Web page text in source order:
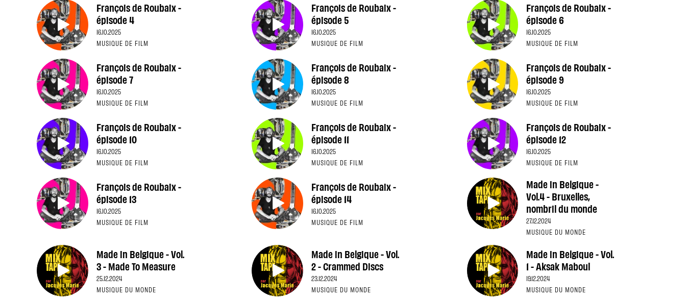
François de Roubaix -
épisode 4
16.10.2025
MUSIQUE DE FILM
François de Roubaix -
épisode 5
16.10.2025
MUSIQUE DE FILM
François de Roubaix -
épisode 6
16.10.2025
MUSIQUE DE FILM
François de Roubaix -
épisode 7
16.10.2025
MUSIQUE DE FILM
François de Roubaix -
épisode 8
16.10.2025
MUSIQUE DE FILM
François de Roubaix -
épisode 9
16.10.2025
MUSIQUE DE FILM
François de Roubaix -
épisode 10
16.10.2025
MUSIQUE DE FILM
François de Roubaix -
épisode 11
16.10.2025
MUSIQUE DE FILM
François de Roubaix -
épisode 12
16.10.2025
MUSIQUE DE FILM
François de Roubaix -
épisode 13
16.10.2025
MUSIQUE DE FILM
François de Roubaix -
épisode 14
16.10.2025
MUSIQUE DE FILM
Made in Belgique -
Vol.4 - Bruxelles,
nombril du monde
27.12.2024
MUSIQUE DU MONDE
Made in Belgique - Vol.
3 - Made To Measure
25.12.2024
MUSIQUE DU MONDE
Made in Belgique - Vol.
2 - Crammed Discs
23.12.2024
MUSIQUE DU MONDE
Made in Belgique - Vol.
1 - Aksak Maboul
19.12.2024
MUSIQUE DU MONDE